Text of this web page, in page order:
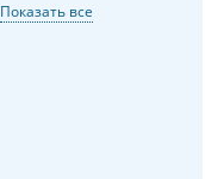
Показать все